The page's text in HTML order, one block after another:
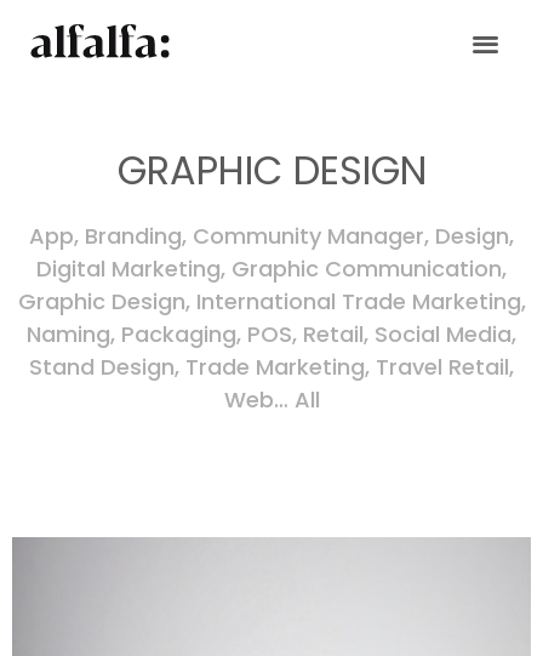
content
GRAPHIC DESIGN
App, Branding, Community Manager, Design,
Digital Marketing, Graphic Communication,
Graphic Design, International Trade Marketing,
Naming, Packaging, POS, Retail, Social Media,
Stand Design, Trade Marketing, Travel Retail,
Web… All